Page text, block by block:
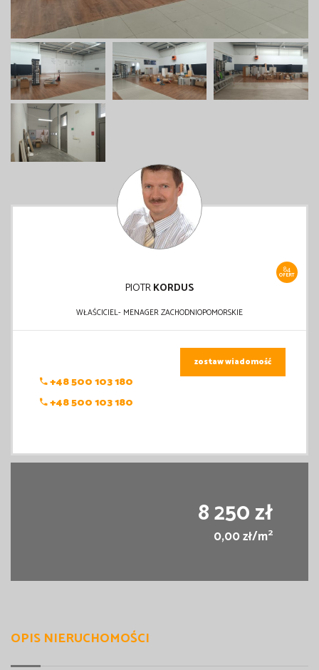
84
OFERT
PIOTRKORDUS
WŁAŚCICIEL- MENAGER ZACHODNIOPOMORSKIE
+48 500 103 180
+48 500 103 180
zostaw wiadomość
8 250 zł
0,00 zł/m2
OPIS NIERUCHOMOŚCI